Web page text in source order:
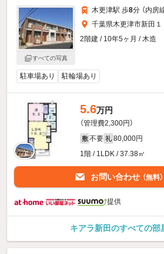
すべての写真
木更津駅 歩8分 （内房
千葉県木更津市新田１
2階建 / 10年5ヶ月 / 木造
駐車場あり 駐輪場あり
5.6万円
（管理費2,300円）
敷 不要 礼 80,000円
1階 / 1LDK / 37.38㎡
お問い合わせ （無料）
提供
キアラ新田のすべての部